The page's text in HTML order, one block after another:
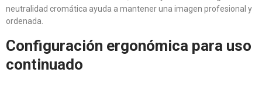
neutralidad cromática ayuda a mantener una imagen profesional y
ordenada.
Configuración ergonómica para uso
continuado